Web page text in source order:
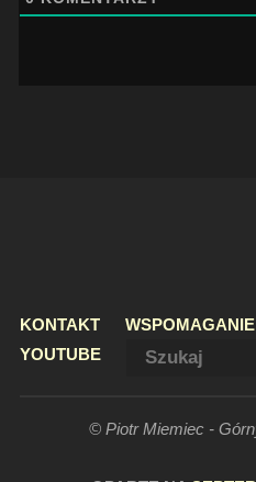
KONTAKT WSPOMAGANIE
YOUTUBE
© Piotr Miemiec -